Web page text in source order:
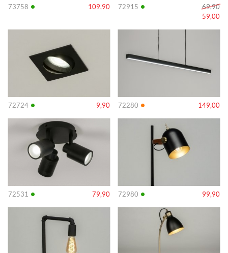
73758 • 109,90 72915 •
69,90
59,00
72724 • 9,90
Info
72280 • 149,00
Info
72531 • 79,90
Info
72980 • 99,90
Info
Info Info